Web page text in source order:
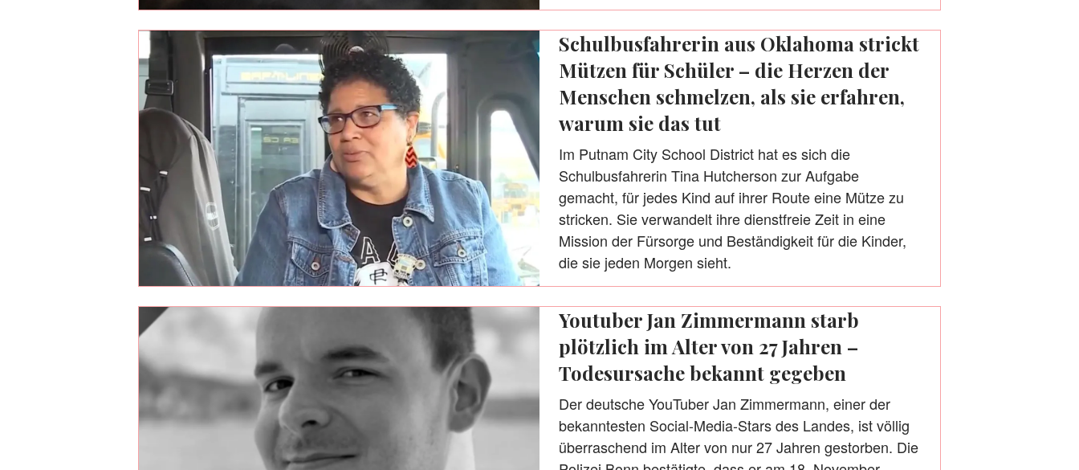
Schulbusfahrerin aus Oklahoma strickt
Mützen für Schüler – die Herzen der
Menschen schmelzen, als sie erfahren,
warum sie das tut
Im Putnam City School District hat es sich die
Schulbusfahrerin Tina Hutcherson zur Aufgabe
gemacht, für jedes Kind auf ihrer Route eine Mütze zu
stricken. Sie verwandelt ihre dienstfreie Zeit in eine
Mission der Fürsorge und Beständigkeit für die Kinder,
die sie jeden Morgen sieht.
Youtuber Jan Zimmermann starb
plötzlich im Alter von 27 Jahren –
Todesursache bekannt gegeben
Der deutsche YouTuber Jan Zimmermann, einer der
bekanntesten Social-Media-Stars des Landes, ist völlig
überraschend im Alter von nur 27 Jahren gestorben. Die